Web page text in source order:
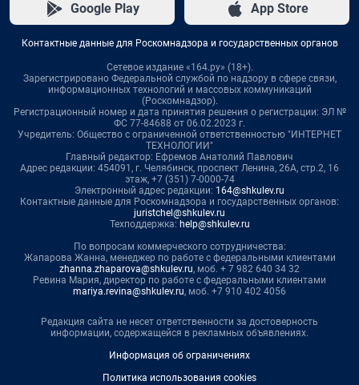
Google Play App Store
Контактные данные для Роскомнадзора и государственных органов
Сетевое издание «164.ру» (18+).
Зарегистрировано Федеральной службой по надзору в сфере связи,
информационных технологий и массовых коммуникаций
(Роскомнадзор).
Регистрационный номер и дата принятия решения о регистрации: ЭЛ №
ФС 77-84688 от 06.02.2023 г.
Учредитель: Общество с ограниченной ответственностью "ИНТЕРНЕТ
ТЕХНОЛОГИИ"
Главный редактор: Ефремов Анатолий Павлович
Адрес редакции: 454091, г. Челябинск, проспект Ленина, 26А, стр.2, 16
этаж, +7 (351) 7-0000-74
Электронный адрес редакции: 164@shkulev.ru
Контактные данные для Роскомнадзора и государственных органов:
juristchel@shkulev.ru
Техподдержка: help@shkulev.ru
По вопросам коммерческого сотрудничества:
Жапарова Жанна, менеджер по работе с федеральными клиентами
zhanna.zhaparova@shkulev.ru, моб. + 7 982 640 34 32
Ревина Мария, директор по работе с федеральными клиентами
mariya.revina@shkulev.ru, моб. +7 910 402 4056
Редакция сайта не несет ответственности за достоверность
информации, содержащейся в рекламных объявлениях.
Информация об ограничениях
Политика использования cookies